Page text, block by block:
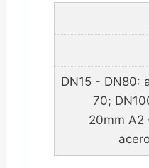
DN15 - DN80:
70;
20mm A2